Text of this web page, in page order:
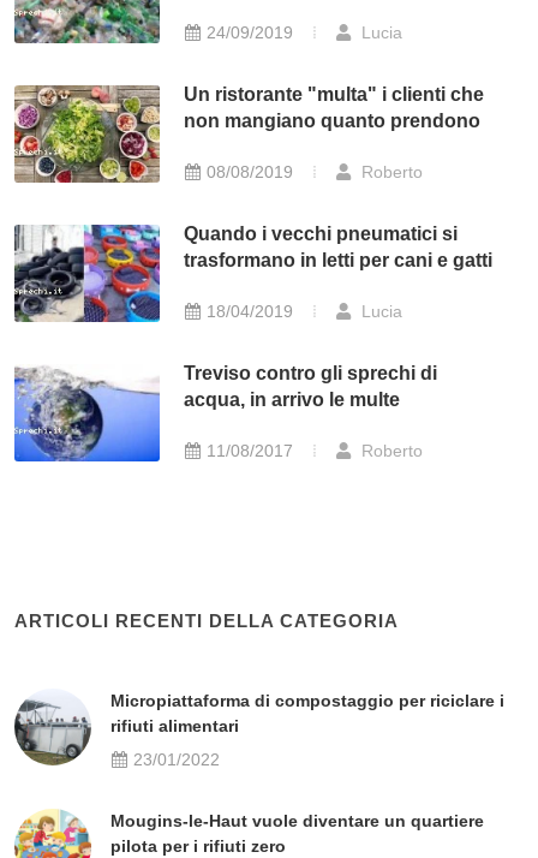
24/09/2019 Lucia
Un ristorante "multa" i clienti che
non mangiano quanto prendono
08/08/2019 Roberto
Quando i vecchi pneumatici si
trasformano in letti per cani e gatti
18/04/2019 Lucia
Treviso contro gli sprechi di
acqua, in arrivo le multe
11/08/2017 Roberto
ARTICOLI RECENTI DELLA CATEGORIA
Micropiattaforma di compostaggio per riciclare i
rifiuti alimentari
23/01/2022
Mougins-le-Haut vuole diventare un quartiere
pilota per i rifiuti zero